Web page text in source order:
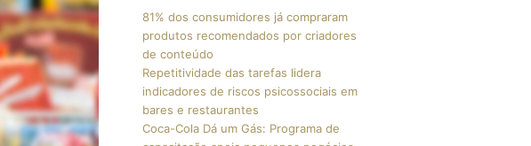
81% dos consumidores já compraram
produtos recomendados por criadores
de conteúdo
Repetitividade das tarefas lidera
indicadores de riscos psicossociais em
bares e restaurantes
Coca-Cola Dá um Gás: Programa de